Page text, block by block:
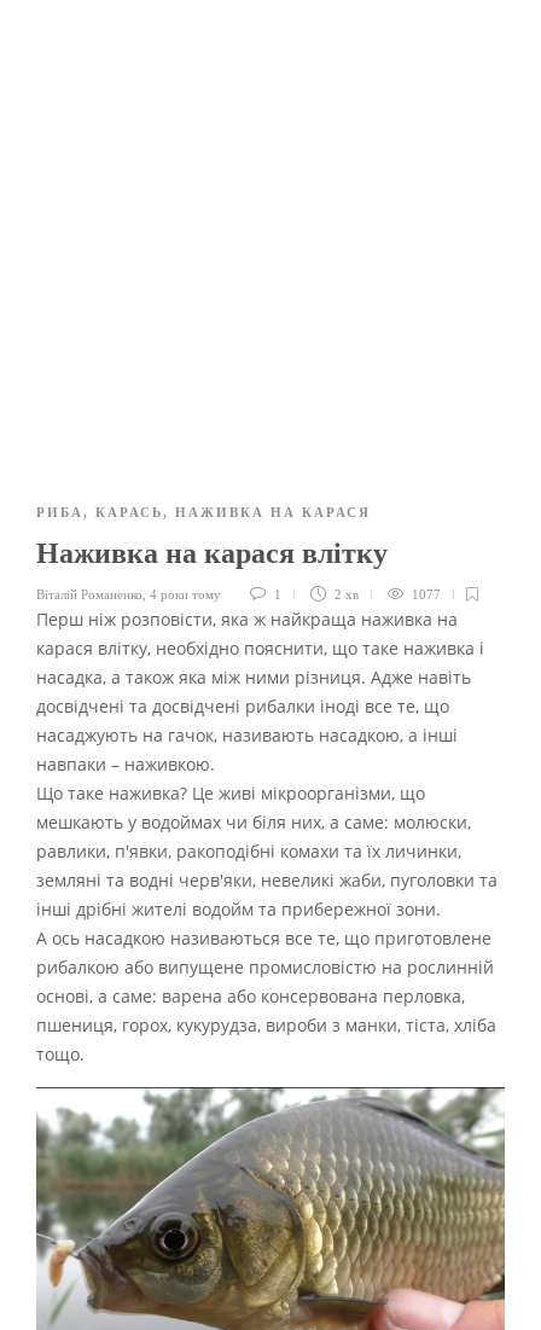
РИБА , КАРАСЬ, НАЖИВКА НА КАРАСЯ
Наживка на карася влітку
Віталій Романенко 4 роки тому 1 2 хв 1077
Перш ніж розповісти, яка ж найкраща наживка на
карася влітку, необхідно пояснити, що таке наживка і
насадка, а також яка між ними різниця. Адже навіть
досвідчені та досвідчені рибалки іноді все те, що
насаджують на гачок, називають насадкою, а інші
навпаки – наживкою.
Що таке наживка? Це живі мікроорганізми, що
мешкають у водоймах чи біля них, а саме: молюски,
равлики, п'явки, ракоподібні комахи та їх личинки,
земляні та водні черв'яки, невеликі жаби, пуголовки та
інші дрібні жителі водойм та прибережної зони.
А ось насадкою називаються все те, що приготовлене
рибалкою або випущене промисловістю на рослинній
основі, а саме: варена або консервована перловка,
пшениця, горох, кукурудза, вироби з манки, тіста, хліба
тощо.